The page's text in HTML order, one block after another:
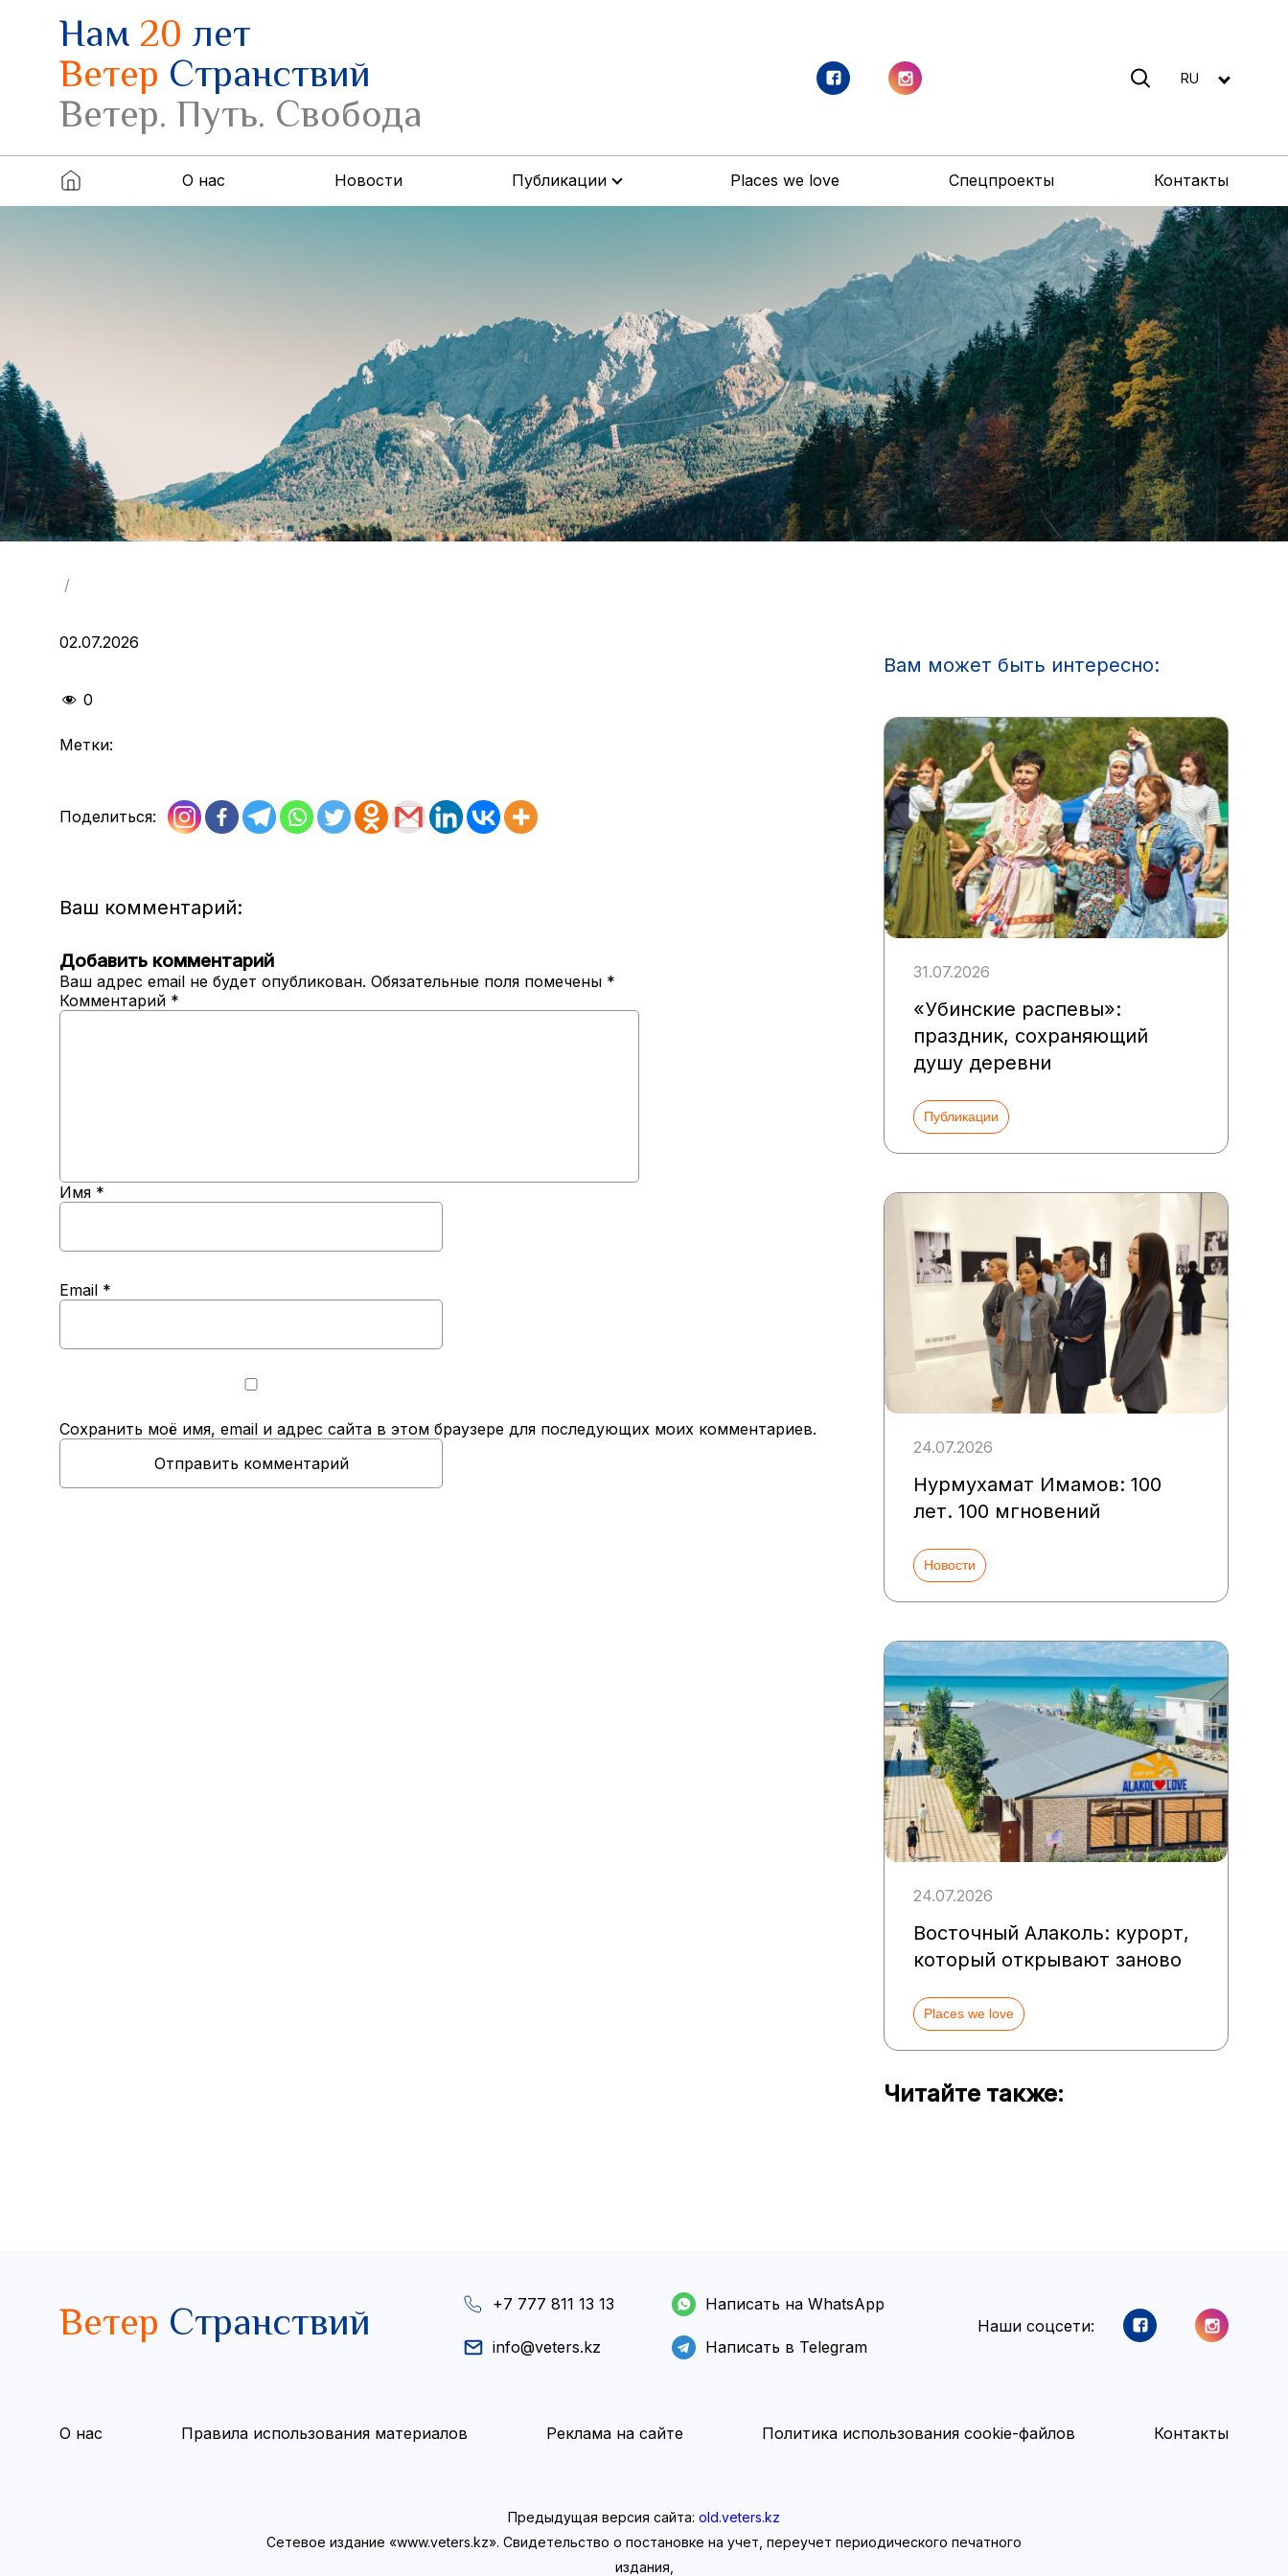
Нам20лет
Ветер Странствий
Ветер. Путь. Свобода
RU
О нас Новости Публикации Places we love Спецпроекты Контакты
/
02.07.2026
0
Метки:
Поделиться:
Ваш комментарий:
Добавить комментарий
Ваш адрес email не будет опубликован. Обязательные поля помечены *
Комментарий *
Имя *
Email *
Сохранить моё имя, email и адрес сайта в этом браузере для последующих моих комментариев.
Вам может быть интересно:
31.07.2026
«Убинские распевы»:
праздник, сохраняющий
душу деревни
Публикации
24.07.2026
Нурмухамат Имамов: 100
лет. 100 мгновений
Новости
24.07.2026
Восточный Алаколь: курорт,
который открывают заново
Places we love
Читайте также:
Ветер Странствий +7 777 811 13 13
info@veters.kz
Написать на WhatsApp
Написать в Telegram
Наши соцсети:
О нас Правила использования материалов Реклама на сайте Политика использования cookie-файлов Контакты
Предыдущая версия сайта: old.veters.kz
Сетевое издание «www.veters.kz». Свидетельство о постановке на учет, переучет периодического печатного
издания,